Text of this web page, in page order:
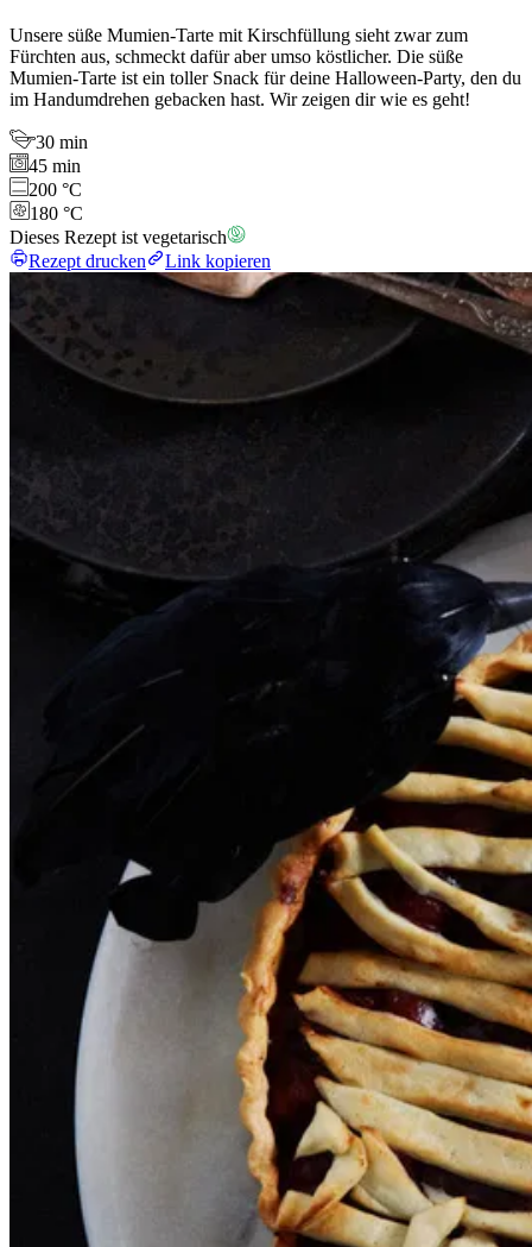
Unsere süße Mumien-Tarte mit Kirschfüllung sieht zwar zum
Fürchten aus, schmeckt dafür aber umso köstlicher. Die süße
Mumien-Tarte ist ein toller Snack für deine Halloween-Party, den du
im Handumdrehen gebacken hast. Wir zeigen dir wie es geht!
30 min
45 min
200 °C
180 °C
Dieses Rezept ist vegetarisch
Rezept drucken
Link kopieren